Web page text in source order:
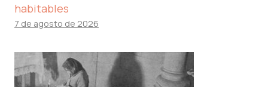
habitables
7 de agosto de 2026